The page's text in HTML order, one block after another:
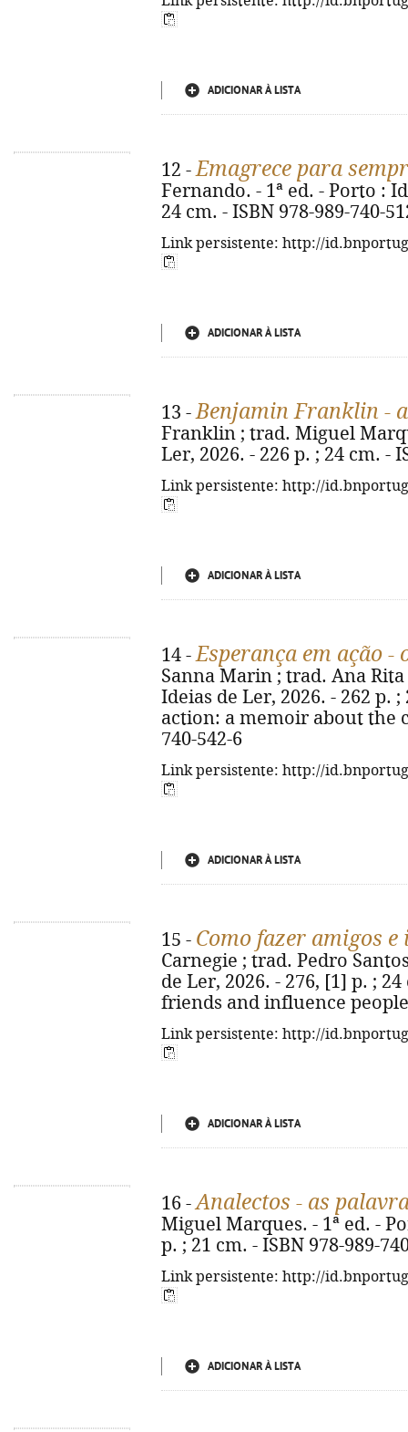
ADICIONAR À LISTA
12 -Emagrece para
Fernando. - 1ª ed. - Porto :
24 cm. - ISBN 978-989-740-
Link persistente: http://
ADICIONAR À LISTA
13 -Benjamin Franklin -
Franklin ; trad. Miguel
Ler, 2026. - 226 p. ; 24 cm. -
Link persistente: http://
ADICIONAR À LISTA
14 -Esperança em ação -
Sanna Marin ; trad. Ana
Ideias de Ler, 2026. - 262 p.
action: a memoir about the
740-542-6
Link persistente: http://
ADICIONAR À LISTA
15 - Como fazer amigos
Carnegie ; trad. Pedro
de Ler, 2026. - 276, [1] p. ;
friends and influence
Link persistente: http://
ADICIONAR À LISTA
16 -Analectos - as
Miguel Marques. - 1ª ed. -
p. ; 21 cm. - ISBN 978-989-
Link persistente: http://
ADICIONAR À LISTA